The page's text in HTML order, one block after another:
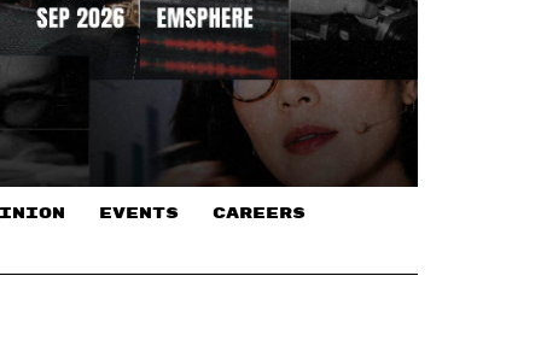
EVENTS CAREERS